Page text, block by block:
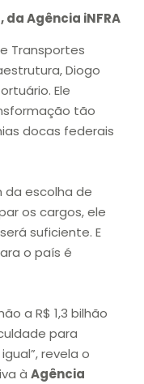
da Agência iNFRA
Transportes
Diogo
Ele
tão
docas federais
da escolha de
os cargos, ele
suficiente. E
o país é
a R$ 1,3 bilhão
para
revela o
à Agência